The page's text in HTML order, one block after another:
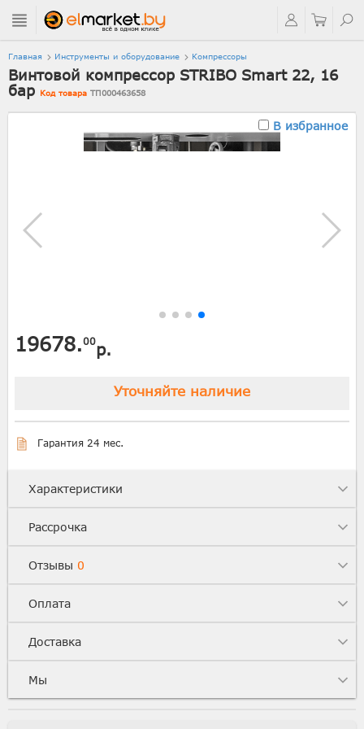
Главная Инструменты и оборудование Компрессоры
Винтовой компрессор STRIBO Smart 22, 16
бар Код товара ТП000463658
В избранное
19678.00р.
Уточняйте наличие
Гарантия 24 мес.
Характеристики
Рассрочка
Отзывы 0
Оплата
Доставка
Мы